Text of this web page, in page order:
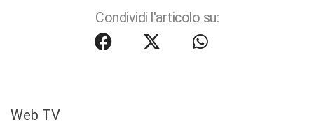
Condividi l'articolo su:
Web TV